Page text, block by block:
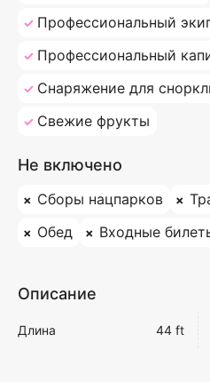
Профессиональный
Профессиональный
Снаряжение для
Свежие фрукты
Не включено
Сборы нацпарков
Обед
Входные
Описание
Длина 44 ft